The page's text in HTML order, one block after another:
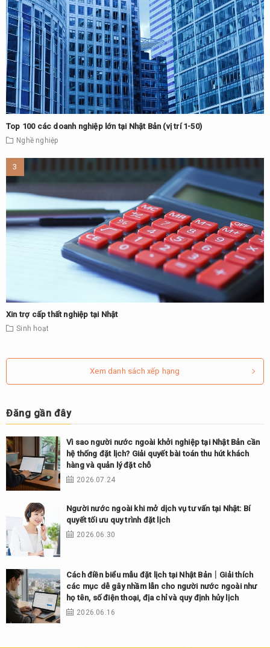
Top 100 các doanh nghiệp lớn tại Nhật Bản (vị trí 1-50)
Nghề nghiệp
Xin trợ cấp thất nghiệp tại Nhật
Sinh hoạt
Xem danh sách xếp hạng
Đăng gần đây
Vì sao người nước ngoài khởi nghiệp tại Nhật Bản cần
hệ thống đặt lịch? Giải quyết bài toán thu hút khách
hàng và quản lý đặt chỗ
2026.07.24
Người nước ngoài khi mở dịch vụ tư vấn tại Nhật: Bí
quyết tối ưu quy trình đặt lịch
2026.06.30
Cách điền biểu mẫu đặt lịch tại Nhật Bản｜Giải thích
các mục dễ gây nhầm lẫn cho người nước ngoài như
họ tên, số điện thoại, địa chỉ và quy định hủy lịch
2026.06.16